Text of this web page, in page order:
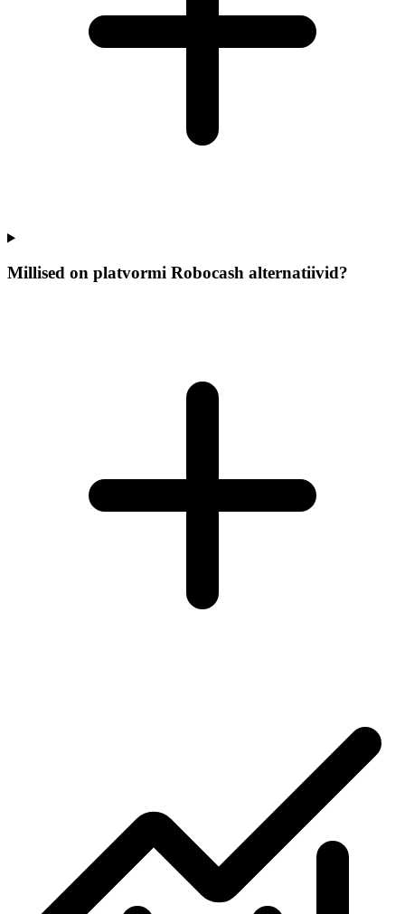
Millised on platvormi Robocash alternatiivid?